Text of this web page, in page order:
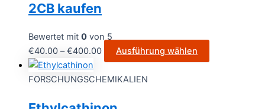
2CB kaufen
Bewertet mit 0 von 5
€40.00 –€400.00 Ausführung wählen
FORSCHUNGSCHEMIKALIEN